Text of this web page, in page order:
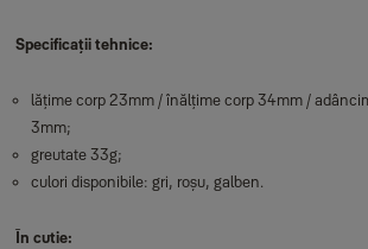
Specificații tehnice:
lățime corp 23mm / înălțime corp 34mm /
3mm;
greutate 33g;
culori disponibile: gri, roșu, galben.
În cutie: